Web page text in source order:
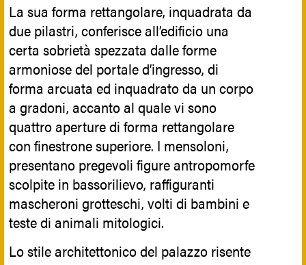
La sua forma rettangolare, inquadrata da
due pilastri, conferisce all’edificio una
certa sobrietà spezzata dalle forme
armoniose del portale d’ingresso, di
forma arcuata ed inquadrato da un corpo
a gradoni, accanto al quale vi sono
quattro aperture di forma rettangolare
con finestrone superiore. I mensoloni,
presentano pregevoli figure antropomorfe
scolpite in bassorilievo, raffiguranti
mascheroni grotteschi, volti di bambini e
teste di animali mitologici.
Lo stile architettonico del palazzo risente